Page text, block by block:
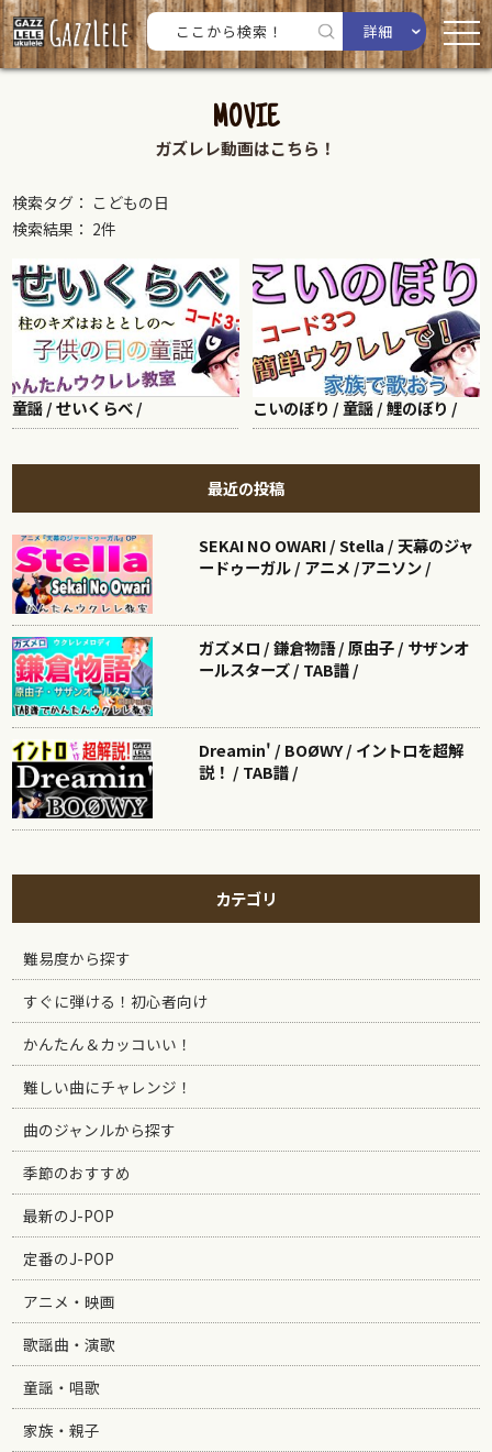
詳細
MOVIE
ガズレレ動画はこちら！
検索タグ： こどもの日
検索結果： 2件
童謡 / せいくらべ / こいのぼり / 童謡 / 鯉のぼり /
最近の投稿
SEKAI NO OWARI / Stella / 天幕のジャ
ードゥーガル / アニメ /アニソン /
ガズメロ / 鎌倉物語 / 原由子 / サザンオ
ールスターズ / TAB譜 /
Dreamin' / BOØWY / イントロを超解
説！ / TAB譜 /
カテゴリ
難易度から探す
すぐに弾ける！初心者向け
かんたん＆カッコいい！
難しい曲にチャレンジ！
曲のジャンルから探す
季節のおすすめ
最新のJ-POP
定番のJ-POP
アニメ・映画
歌謡曲・演歌
童謡・唱歌
家族・親子